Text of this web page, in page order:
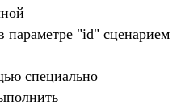
параметре "id" сценарием
специально